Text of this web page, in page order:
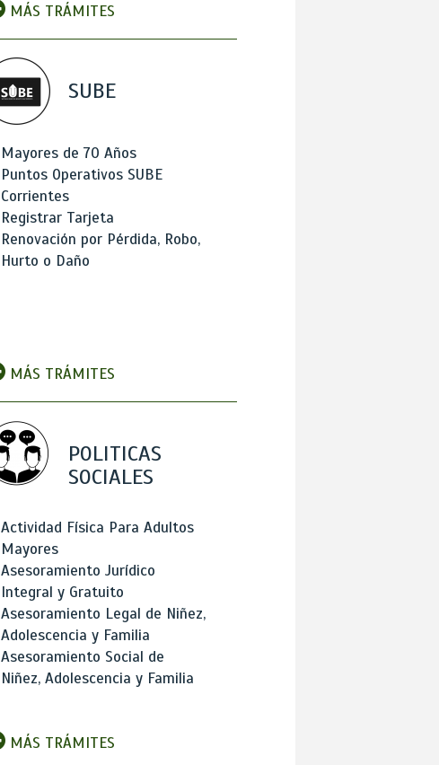
MÁS TRÁMITES
SUBE
Mayores de 70 Años
Puntos Operativos SUBE
Corrientes
Registrar Tarjeta
Renovación por Pérdida, Robo,
Hurto o Daño
MÁS TRÁMITES
POLITICAS
SOCIALES
Actividad Física Para Adultos
Mayores
Asesoramiento Jurídico
Integral y Gratuito
Asesoramiento Legal de Niñez,
Adolescencia y Familia
Asesoramiento Social de
Niñez, Adolescencia y Familia
MÁS TRÁMITES